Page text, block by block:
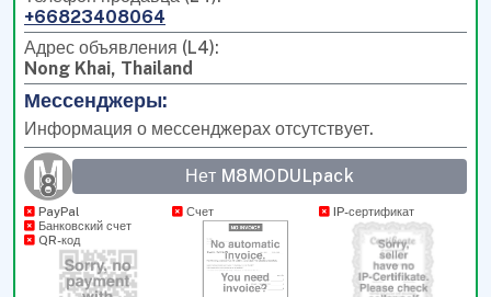
+66823408064
Адрес объявления (L4):
Nong Khai, Thailand
Мессенджеры:
Информация о мессенджерах отсутствует.
Нет M8MODULpack
PayPal
Банковский счет
QR-код
Счет IP-сертификат